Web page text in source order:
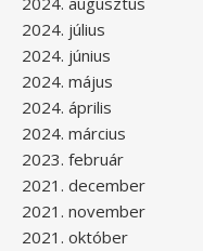
2024. július
2024. június
2024. május
2024. április
2024. március
2023. február
2021. december
2021. november
2021. október